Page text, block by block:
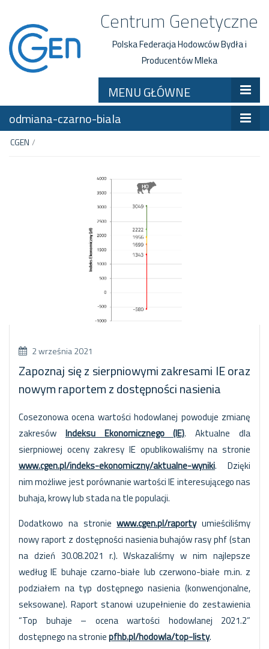
Centrum Genetyczne
Polska Federacja Hodowców Bydła i
Producentów Mleka
MENU GŁÓWNE
odmiana-czarno-biala
CGEN /
2 września 2021
Zapoznaj się z sierpniowymi zakresami IE oraz
nowym raportem z dostępności nasienia
Cosezonowa ocena wartości hodowlanej powoduje zmianę
zakresów Indeksu Ekonomicznego (IE). Aktualne dla
sierpniowej oceny zakresy IE opublikowaliśmy na stronie
www.cgen.pl/indeks-ekonomiczny/aktualne-wyniki. Dzięki
nim możliwe jest porównanie wartości IE interesującego nas
buhaja, krowy lub stada na tle populacji.
Dodatkowo na stroniewww.cgen.pl/raportyumieściliśmy
nowy raport z dostępności nasienia buhajów rasy phf (stan
na dzień 30.08.2021 r.). Wskazaliśmy w nim najlepsze
według IE buhaje czarno-białe lub czerwono-białe m.in. z
podziałem na typ dostępnego nasienia (konwencjonalne,
seksowane). Raport stanowi uzupełnienie do zestawienia
“Top buhaje – ocena wartości hodowlanej 2021.2”
dostępnego na stroniepfhb.pl/hodowla/top-listy.